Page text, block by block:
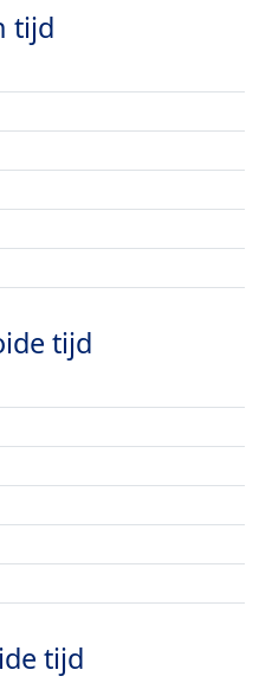
tijd
tijd
tijd